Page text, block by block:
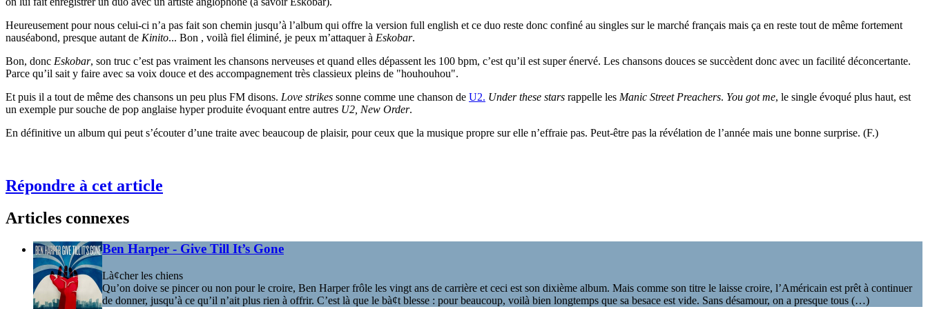
Heureusement pour nous celui-ci n’a pas fait son chemin jusqu’à l’album qui offre la version full english et ce duo reste donc confiné au singles sur le marché français mais ça en reste tout de même fortement
nauséabond, presque autant de Kinito... Bon , voilà fiel éliminé, je peux m’attaquer à Eskobar.
Bon, donc Eskobar, son truc c’est pas vraiment les chansons nerveuses et quand elles dépassent les 100 bpm, c’est qu’il est super énervé. Les chansons douces se succèdent donc avec un facilité déconcertante.
Parce qu’il sait y faire avec sa voix douce et des accompagnement très classieux pleins de "houhouhou".
Et puis il a tout de même des chansons un peu plus FM disons. Love strikes sonne comme une chanson de U2. Under these stars rappelle les Manic Street Preachers. You got me, le single évoqué plus haut, est
un exemple pur souche de pop anglaise hyper produite évoquant entre autres U2, New Order.
En définitive un album qui peut s’écouter d’une traite avec beaucoup de plaisir, pour ceux que la musique propre sur elle n’effraie pas. Peut-être pas la révélation de l’année mais une bonne surprise. (F.)
Répondre à cet article
Articles connexes
Ben Harper - Give Till It’s Gone
Là¢cher les chiens
Qu’on doive se pincer ou non pour le croire, Ben Harper frôle les vingt ans de carrière et ceci est son dixième album. Mais comme son titre le laisse croire, l’Américain est prêt à continuer
de donner, jusqu’à ce qu’il n’ait plus rien à offrir. C’est là que le bà¢t blesse : pour beaucoup, voilà bien longtemps que sa besace est vide. Sans désamour, on a presque tous (…)